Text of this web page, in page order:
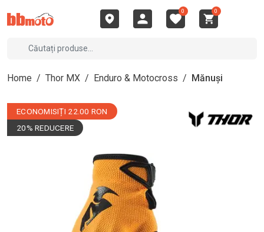
0 0
Home / Thor MX / Enduro & Motocross / Mănuși
ECONOMISIȚI 22.00 RON
20% REDUCERE